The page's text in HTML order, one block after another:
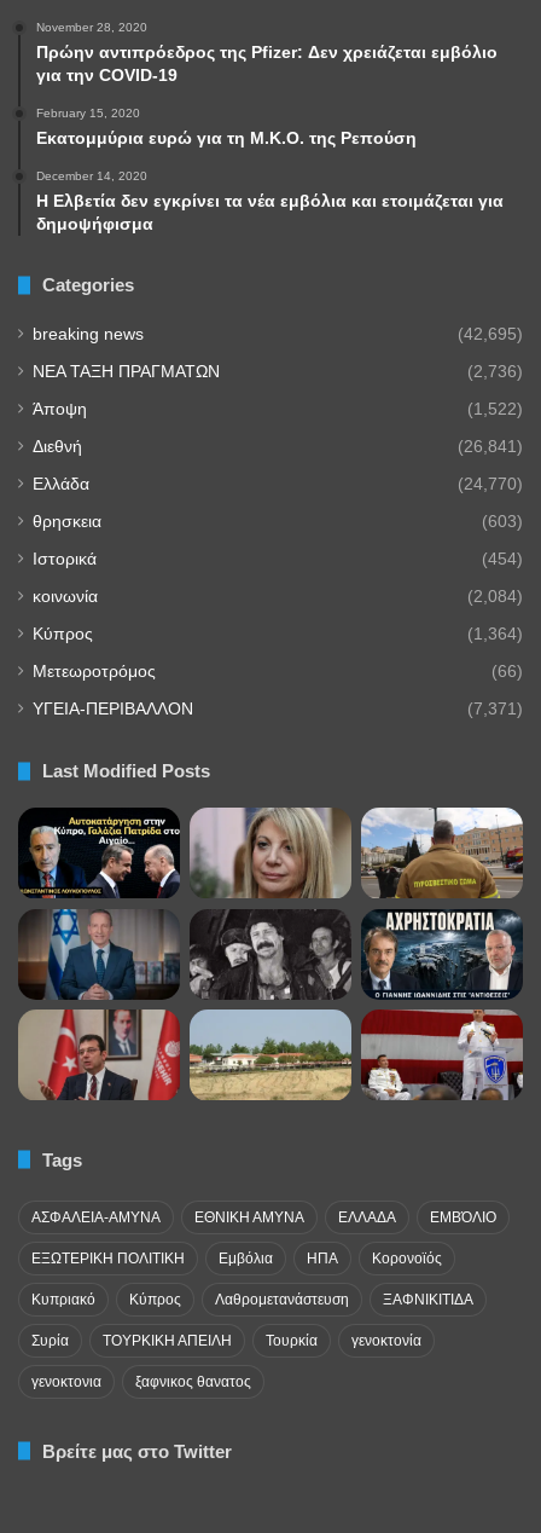
November 28, 2020
Πρώην αντιπρόεδρος της Pfizer: Δεν χρειάζεται εμβόλιο
για την COVID-19
February 15, 2020
Εκατομμύρια ευρώ για τη Μ.Κ.Ο. της Ρεπούση
December 14, 2020
Η Ελβετία δεν εγκρίνει τα νέα εμβόλια και ετοιμάζεται για
δημοψήφισμα
Categories
breaking news (42,695)
NEA TAΞΗ ΠΡΑΓΜΑΤΩΝ (2,736)
Άποψη (1,522)
Διεθνή (26,841)
Ελλάδα (24,770)
θρησκεια (603)
Ιστορικά (454)
κοινωνία (2,084)
Κύπρος (1,364)
Μετεωροτρόμος (66)
ΥΓΕΙΑ-ΠΕΡΙΒΑΛΛΟΝ (7,371)
Last Modified Posts
Tags
ΑΣΦΑΛΕΙΑ-ΑΜΥΝΑ ΕΘΝΙΚΗ ΑΜΥΝΑ ΕΛΛΑΔΑ ΕΜΒΌΛΙΟ
ΕΞΩΤΕΡΙΚΗ ΠΟΛΙΤΙΚΗ Εμβόλια ΗΠΑ Κορονοϊός
Κυπριακό Κύπρος Λαθρομετανάστευση ΞΑΦΝΙΚΙΤΙΔΑ
Συρία ΤΟΥΡΚΙΚΗ ΑΠΕΙΛΗ Τουρκία γενοκτονία
γενοκτονια ξαφνικος θανατος
Βρείτε μας στο Twitter